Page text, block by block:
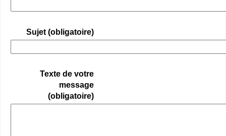
Sujet (obligatoire)
Texte de votre
message
(obligatoire)